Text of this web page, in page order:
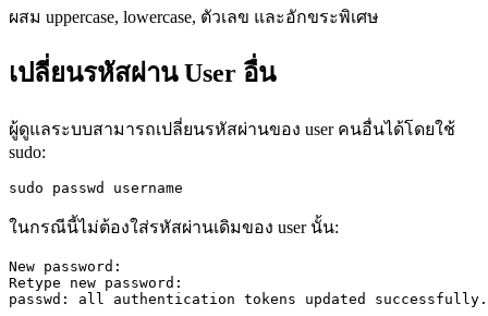
ผสม uppercase, lowercase, ตัวเลข และอักขระพิเศษ
เปลี่ยนรหัสผ่าน User อื่น
ผู้ดูแลระบบสามารถเปลี่ยนรหัสผ่านของ user คนอื่นได้โดยใช้
sudo:
sudo passwd username
ในกรณีนี้ไม่ต้องใส่รหัสผ่านเดิมของ user นั้น:
New password:
Retype new password:
passwd: all authentication tokens updated successfully.